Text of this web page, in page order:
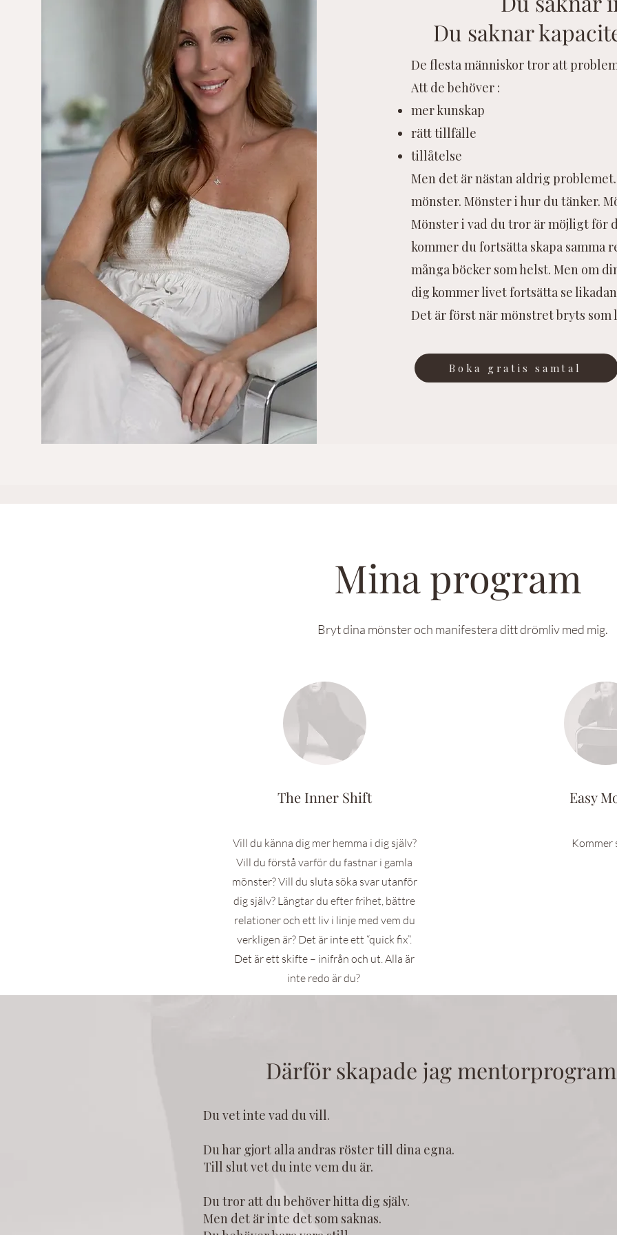
Du saknar
De flesta människor tror att
Att de behöver :
mer kunskap
rätt tillfälle
tillåtelse
Men det är nästan aldrig
mönster. Mönster i hur du tänker.
Mönster i vad du tror är möjligt för
kommer du fortsätta skapa samma
många böcker som helst. Men om
dig kommer livet fortsätta se
Det är först när mönstret bryts som
Boka gratis samtal
Mina program
Bryt dina mönster och manifestera ditt drömliv med mig.
The Inner Shift
Vill du känna dig mer hemma i dig själv?
Vill du förstå varför du fastnar i gamla
mönster? Vill du sluta söka svar utanför
dig själv? Längtar du efter frihet, bättre
relationer och ett liv i linje med vem du
verkligen är? Det är inte ett “quick fix”.
Det är ett skifte – inifrån och ut. Alla är
inte redo är du?
Easy
Kommer
Därför skapade jag
Du vet inte vad du vill.
Du har gjort alla andras röster till dina egna.
Till slut vet du inte vem du är.
Du tror att du behöver hitta dig själv.
Men det är inte det som saknas.